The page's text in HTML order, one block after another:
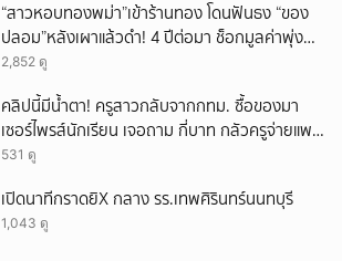
“สาวหอบทองพม่า”เข้าร้านทอง โดนฟันธง “ของ
ปลอม”หลังเผาแล้วดำ! 4 ปีต่อมา ช็อกมูลค่าพุ่ง
มหาศาล!
2,852 ดู
คลิปนี้มีน้ำตา! ครูสาวกลับจากกทม. ซื้อของมา
เซอร์ไพรส์นักเรียน เจอถาม กี่บาท กลัวครูจ่ายแพง
w
531 ดู
เปิดนาทีกราดยิX กลาง รร.เทพศิรินทร์นนทบุรี
1,043 ดู